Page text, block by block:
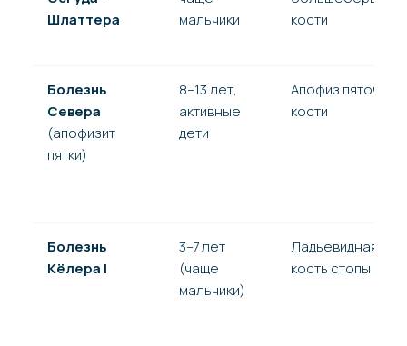
Шлаттера
мальчики
кости
Болезнь
Севера
(апофизит
пятки)
8–13 лет,
активные
дети
Апофиз пяточной
кости
Болезнь
Кёлера I
3–7 лет
(чаще
мальчики)
Ладьевидная
кость стопы